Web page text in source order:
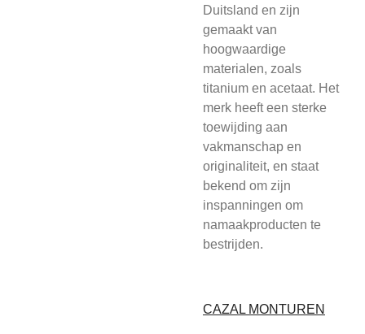
Duitsland en zijn
gemaakt van
hoogwaardige
materialen, zoals
titanium en acetaat. Het
merk heeft een sterke
toewijding aan
vakmanschap en
originaliteit, en staat
bekend om zijn
inspanningen om
namaakproducten te
bestrijden.
CAZAL MONTUREN